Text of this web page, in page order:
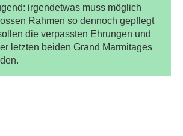
irgendetwas muss möglich
Rahmen so dennoch gepflegt
die verpassten Ehrungen und
letzten beiden Grand Marmitages